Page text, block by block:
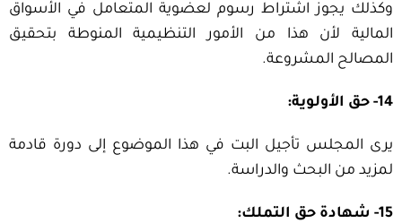
وكذلك يجوز اشتراط رسوم لعضوية المتعامل في الأسواق
المالية لأن هذا من الأمور التنظيمية المنوطة بتحقيق
المصالح المشروعة.
14- حق الأولوية:
يرى المجلس تأجيل البت في هذا الموضوع إلى دورة قادمة
لمزيد من البحث والدراسة.
15- شهادة حق التملك: